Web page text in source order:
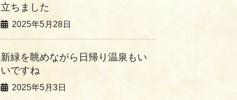
立ちました
2025年5月28日
新緑を眺めながら日帰り温泉もい
いですね
2025年5月3日